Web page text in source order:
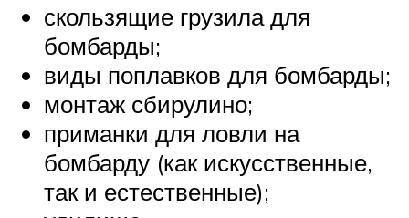
скользящие грузила для
бомбарды;
виды поплавков для бомбарды;
монтаж сбирулино;
приманки для ловли на
бомбарду (как искусственные,
так и естественные);